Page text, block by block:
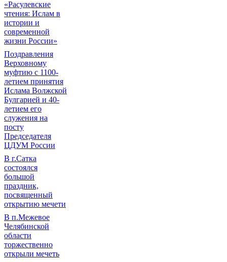
«Расулевские
чтения: Ислам в
истории и
современной
жизни России»
Поздравления
Верховному
муфтию с 1100-
летием принятия
Ислама Волжской
Булгарией и 40-
летием его
служения на
посту
Председателя
ЦДУМ России
В г.Сатка
состоялся
большой
праздник,
посвященный
открытию мечети
В п.Межевое
Челябинской
области
торжественно
открыли мечеть